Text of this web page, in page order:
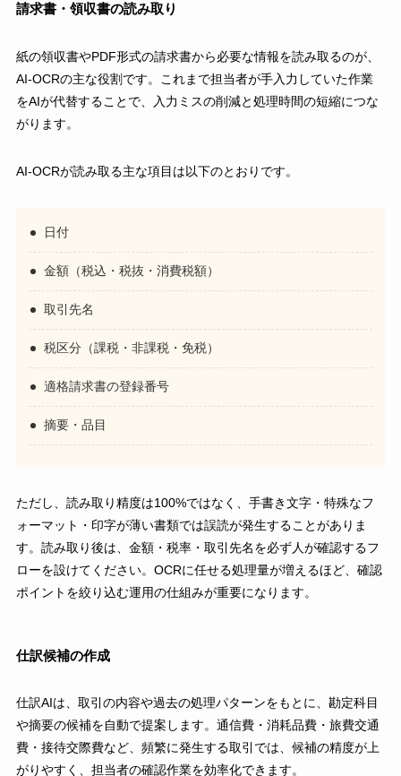
請求書・領収書の読み取り
紙の領収書やPDF形式の請求書から必要な情報を読み取るのが、
AI-OCRの主な役割です。これまで担当者が手入力していた作業
をAIが代替することで、入力ミスの削減と処理時間の短縮につな
がります。
AI-OCRが読み取る主な項目は以下のとおりです。
日付
金額（税込・税抜・消費税額）
取引先名
税区分（課税・非課税・免税）
適格請求書の登録番号
摘要・品目
ただし、読み取り精度は100%ではなく、手書き文字・特殊なフ
ォーマット・印字が薄い書類では誤読が発生することがありま
す。読み取り後は、金額・税率・取引先名を必ず人が確認するフ
ローを設けてください。OCRに任せる処理量が増えるほど、確認
ポイントを絞り込む運用の仕組みが重要になります。
仕訳候補の作成
仕訳AIは、取引の内容や過去の処理パターンをもとに、勘定科目
や摘要の候補を自動で提案します。通信費・消耗品費・旅費交通
費・接待交際費など、頻繁に発生する取引では、候補の精度が上
がりやすく、担当者の確認作業を効率化できます。